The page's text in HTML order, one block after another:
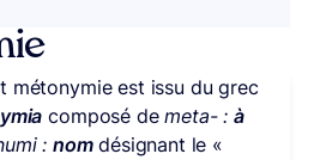
métonymie est issu du grec
composé demeta- : à
: nomdésignant le «